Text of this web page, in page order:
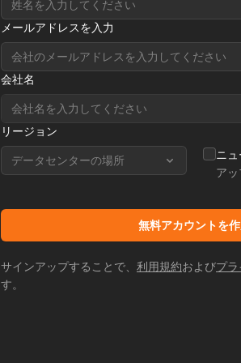
メールアドレスを入力
会社名
リージョン
データセンターの場所
ニ
ア
無料アカウントを
サインアップすることで、 利用規約およびプ
す。